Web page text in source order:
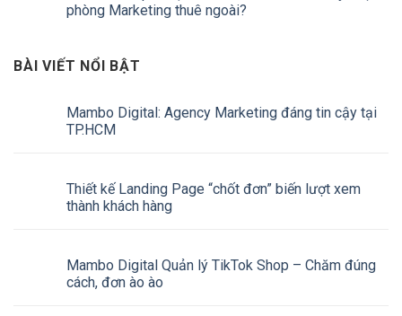
phòng Marketing thuê ngoài?
BÀI VIẾT NỔI BẬT
Mambo Digital: Agency Marketing đáng tin cậy tại
TP.HCM
Thiết kế Landing Page “chốt đơn” biến lượt xem
thành khách hàng
Mambo Digital Quản lý TikTok Shop – Chăm đúng
cách, đơn ào ào